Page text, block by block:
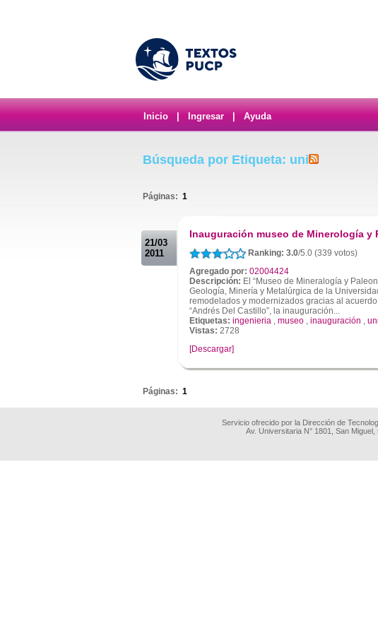
Inicio Ingresar Ayuda
Búsqueda por Etiqueta: uni
Páginas: 1
21/03
2011
Inauguración museo de Minerología y
Ranking: 3.0/5.0 (339 votos)
Agregado por: 02004424
Descripción: El “Museo de Mineralogía y
Geología, Minería y Metalúrgica de la
remodelados y modernizados gracias al
“Andrés Del Castillo”, la inauguración...
Etiquetas: ingenieria , museo , inauguración , uni
Vistas: 2728
[Descargar]
Páginas: 1
Servicio ofrecido por la Dirección de
Av. Universitaria N° 1801, San